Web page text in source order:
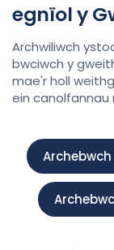
egnïol y
Archwiliwch
bwciwch y
mae'rholl
ein canolfannau